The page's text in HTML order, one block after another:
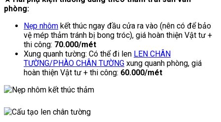
phòng:
Nẹp nhôm kết thúc ngay đầu cửa ra vào (nên có để bảo
vệ mép thảm tránh bị bong tróc), giá hoàn thiện Vật tư +
thi công: 70.000/mét
Xung quanh tường: Có thể đi len LEN CHÂN
TƯỜNG/PHÀO CHÂN TƯỜNG xung quanh phòng, giá
hoàn thiện Vật tư + thi công: 60.000/mét